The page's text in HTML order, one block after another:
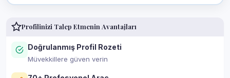
Profilinizi Talep Etmenin Avantajları
Doğrulanmış Profil Rozeti
Müvekkillere güven verin